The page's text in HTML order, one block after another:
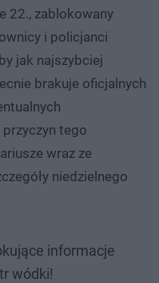
22., zablokowany
i policjanci
jak najszybciej
brakuje oficjalnych
tego
wraz ze
niedzielnego
informacje
wódki!